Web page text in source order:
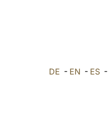
DE - EN - ES-